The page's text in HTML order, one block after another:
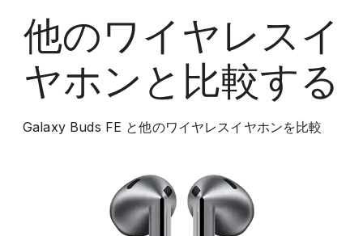
他のワイヤレスイ
ヤホン と比較する
Galaxy Buds FE と他のワイヤレスイヤホンを比較